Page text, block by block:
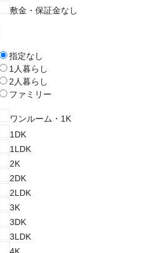
敷金・保証金なし
指定なし
1人暮らし
2人暮らし
ファミリー
ワンルーム・1K
1DK
1LDK
2K
2DK
2LDK
3K
3DK
3LDK